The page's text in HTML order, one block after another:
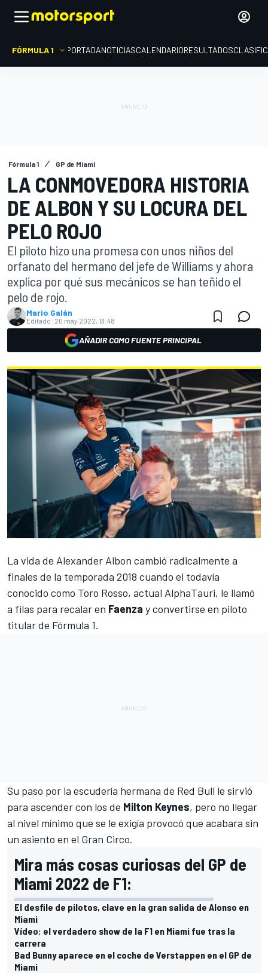
FÓRMULA 1 PORTADANOTICIASCALENDARIORESULTADOS
Fórmula 1 GP de Miami
LA CONMOVEDORA HISTORIA
DE ALBON Y SU LOCURA DEL
PELO ROJO
El piloto hizo una promesa con unos niños del
orfanato del hermano del jefe de Williams y ahora
explica por qué sus mecánicos se han teñido el
pelo de rojo.
Mario Galán
Editado: 20 may 2022, 13:48
AÑADIR COMO FUENTE PRINCIPAL
La vida de Alexander Albon cambió radicalmente a
finales de la temporada 2018 cuando el todavía
conocido como Toro Rosso, actual AlphaTauri, le llamó
a filas para recalar en Faenza y convertirse en piloto
titular de Fórmula 1.
Su paso por la escudería hermana de Red Bull le sirvió
para ascender con los de Milton Keynes, pero no llegar
al nivel mínimo que se le exigía provocó que acabara sin
un asiento en el Gran Circo.
Mira más cosas curiosas del GP de
Miami 2022 de F1:
El desfile de pilotos, clave en la gran salida de Alonso en
Miami
Vídeo: el verdadero show de la F1 en Miami fue tras la
carrera
Bad Bunny aparece en el coche de Verstappen en el GP de
Miami